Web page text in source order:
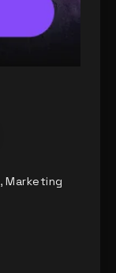
,Marketing